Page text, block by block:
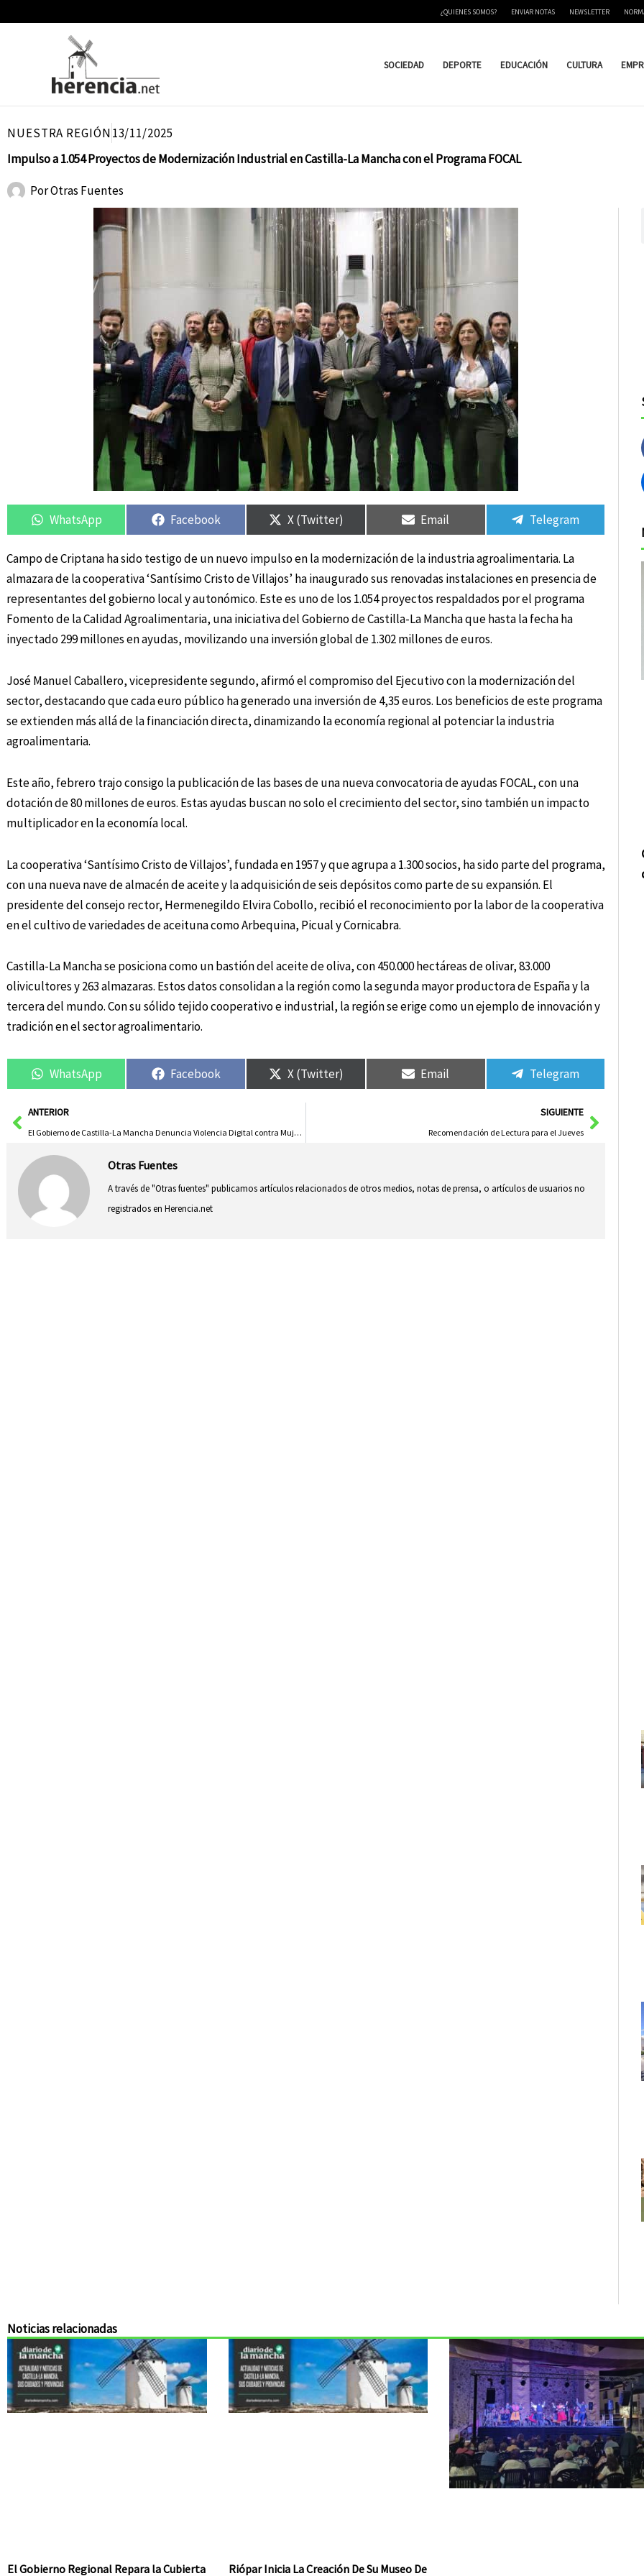
¿QUIENES SOMOS? ENVIAR NOTAS NEWSLETTER
SOCIEDAD DEPORTE EDUCACIÓN CULTURA
NUESTRA REGIÓN13/11/2025
Impulso a 1.054 Proyectos de Modernización Industrial en Castilla-La Mancha con el Programa FOCAL
PorOtras Fuentes
Compartir
en
WhatsApp
Compartir
en
Facebook
Compartir
en
X (Twitter)
Compartir
en
Email
en
Telegram
Campo de Criptana ha sido testigo de un nuevo impulso en la modernización de la industria agroalimentaria. La
almazara de la cooperativa ‘Santísimo Cristo de Villajos’ ha inaugurado sus renovadas instalaciones en presencia de
representantes del gobierno local y autonómico. Este es uno de los 1.054 proyectos respaldados por el programa
Fomento de la Calidad Agroalimentaria, una iniciativa del Gobierno de Castilla-La Mancha que hasta la fecha ha
inyectado 299 millones en ayudas, movilizando una inversión global de 1.302 millones de euros.
José Manuel Caballero, vicepresidente segundo, afirmó el compromiso del Ejecutivo con la modernización del
sector, destacando que cada euro público ha generado una inversión de 4,35 euros. Los beneficios de este programa
se extienden más allá de la financiación directa, dinamizando la economía regional al potenciar la industria
agroalimentaria.
Este año, febrero trajo consigo la publicación de las bases de una nueva convocatoria de ayudas FOCAL, con una
dotación de 80 millones de euros. Estas ayudas buscan no solo el crecimiento del sector, sino también un impacto
multiplicador en la economía local.
La cooperativa ‘Santísimo Cristo de Villajos’, fundada en 1957 y que agrupa a 1.300 socios, ha sido parte del programa,
con una nueva nave de almacén de aceite y la adquisición de seis depósitos como parte de su expansión. El
presidente del consejo rector, Hermenegildo Elvira Cobollo, recibió el reconocimiento por la labor de la cooperativa
en el cultivo de variedades de aceituna como Arbequina, Picual y Cornicabra.
Castilla-La Mancha se posiciona como un bastión del aceite de oliva, con 450.000 hectáreas de olivar, 83.000
olivicultores y 263 almazaras. Estos datos consolidan a la región como la segunda mayor productora de España y la
tercera del mundo. Con su sólido tejido cooperativo e industrial, la región se erige como un ejemplo de innovación y
tradición en el sector agroalimentario.
Compartir
en
WhatsApp
Compartir
en
Facebook
Compartir
en
X (Twitter)
Compartir
en
Email
en
Telegram
AntANTERIOR
El Gobierno de Castilla-La Mancha Denuncia Violencia Digital contra Mujeres en Campaña del 25N
SIGUIENTE
Recomendación de Lectura para el Jueves
Otras Fuentes
A través de "Otras fuentes" publicamos artículos relacionados de otros medios, notas de prensa, o artículos de usuarios no
registrados en Herencia.net
Noticias relacionadas
El Gobierno Regional Repara la Cubierta Riópar Inicia La Creación De Su Museo De